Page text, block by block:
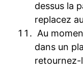
dessus la
replacez
Au
dans un
retournez-